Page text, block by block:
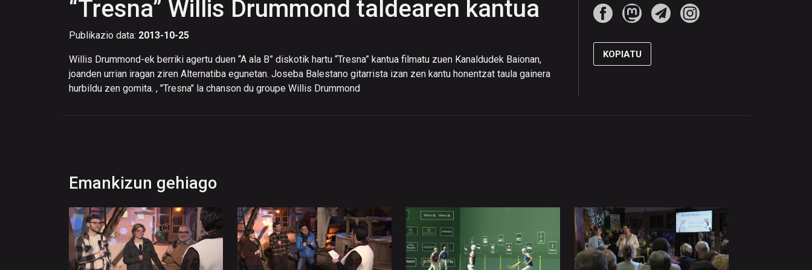
“Tresna” Willis Drummond taldearen kantua
Publikazio data: 2013-10-25
Willis Drummond-ek berriki agertu duen “A ala B” diskotik hartu “Tresna” kantua filmatu zuen Kanaldudek Baionan,
joanden urrian iragan ziren Alternatiba egunetan. Joseba Balestano gitarrista izan zen kantu honentzat taula gainera
hurbildu zen gomita. , "Tresna" la chanson du groupe Willis Drummond
KOPIATU
Emankizun gehiago